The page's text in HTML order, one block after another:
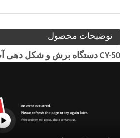
توضیحات محصول
CY-50 دستگاه برش و شکل دهی آب نبات اتوماتیک